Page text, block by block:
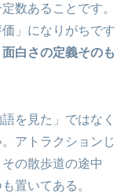
数あることです。
」になりがちです
面白さの定義そのも
を見た」ではなく
アトラクションじ
の散歩道の途中
置いてある。